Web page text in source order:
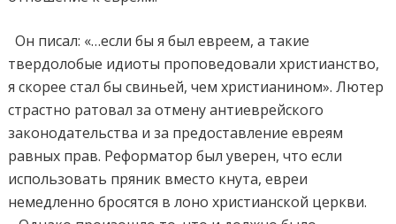
Он писал: «…если бы я был евреем, а такие
твердолобые идиоты проповедовали христианство,
я скорее стал бы свиньей, чем христианином». Лютер
страстно ратовал за отмену антиеврейского
законодательства и за предоставление евреям
равных прав. Реформатор был уверен, что если
использовать пряник вместо кнута, евреи
немедленно бросятся в лоно христианской церкви.